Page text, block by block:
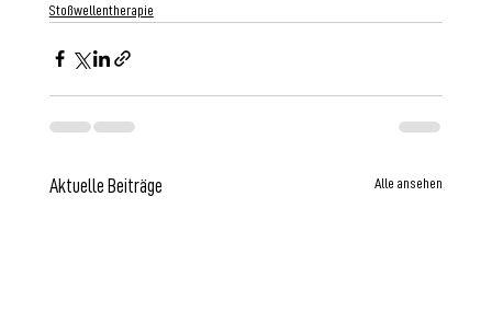
Stoßwellentherapie
Aktuelle Beiträge Alle ansehen